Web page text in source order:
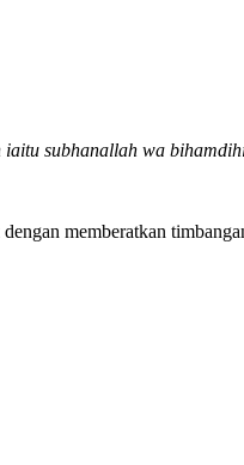
subhanallah wa
memberatkan